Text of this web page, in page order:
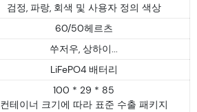
검정, 파랑, 회색 및 사용자 정의 색상
60/50헤르츠
쑤저우, 상하이...
LiFePO4 배터리
100 * 29 * 85
컨테이너 크기에 따라 표준 수출 패키지